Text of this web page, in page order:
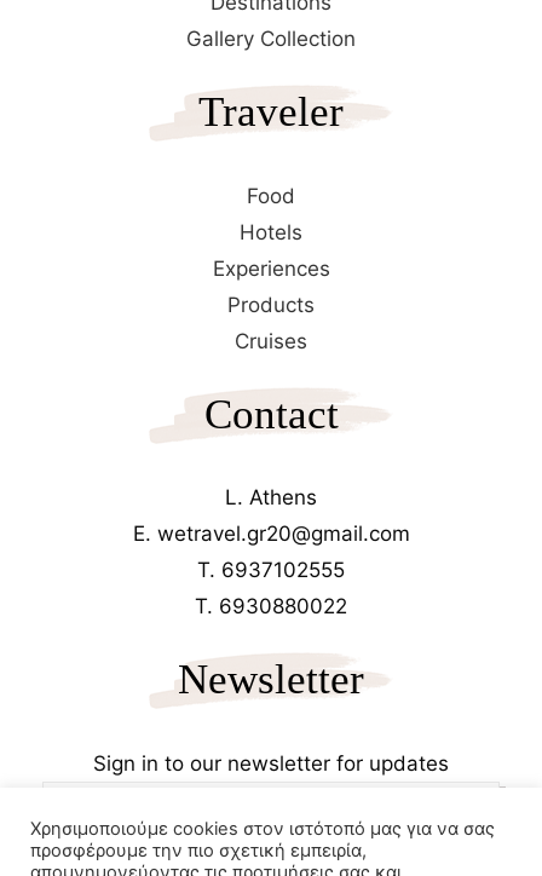
Gallery Collection
Traveler
Food
Hotels
Experiences
Products
Cruises
Contact
L. Athens
E. wetravel.gr20@gmail.com
T. 6937102555
T. 6930880022
Newsletter
Sign in to our newsletter for updates
Χρησιμοποιούμε cookies στον ιστότοπό μας για να σας
προσφέρουμε την πιο σχετική εμπειρία,